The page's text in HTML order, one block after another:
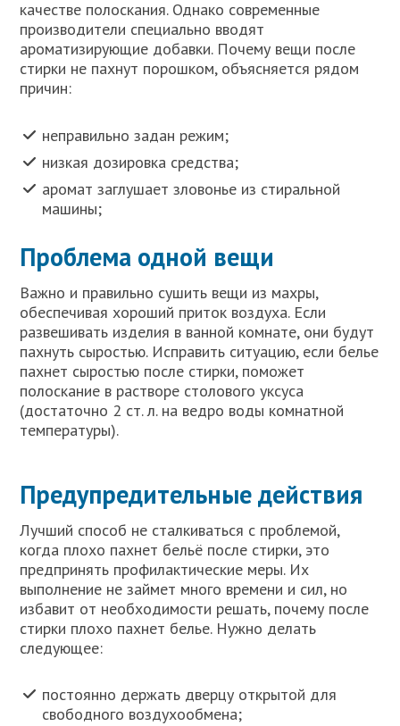
качестве полоскания. Однако современные
производители специально вводят
ароматизирующие добавки. Почему вещи после
стирки не пахнут порошком, объясняется рядом
причин:
неправильно задан режим;
низкая дозировка средства;
аромат заглушает зловонье из стиральной
машины;
Проблема одной вещи
Важно и правильно сушить вещи из махры,
обеспечивая хороший приток воздуха. Если
развешивать изделия в ванной комнате, они будут
пахнуть сыростью. Исправить ситуацию, если белье
пахнет сыростью после стирки, поможет
полоскание в растворе столового уксуса
(достаточно 2 ст. л. на ведро воды комнатной
температуры).
Предупредительные действия
Лучший способ не сталкиваться с проблемой,
когда плохо пахнет бельё после стирки, это
предпринять профилактические меры. Их
выполнение не займет много времени и сил, но
избавит от необходимости решать, почему после
стирки плохо пахнет белье. Нужно делать
следующее:
постоянно держать дверцу открытой для
свободного воздухообмена;